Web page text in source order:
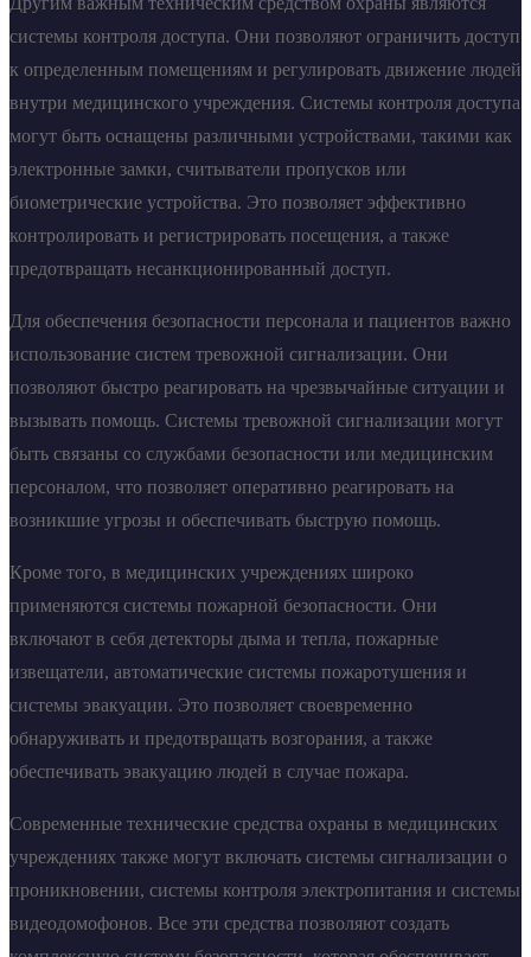
системы контроля доступа. Они позволяют ограничить доступ
к определенным помещениям и регулировать движение людей
внутри медицинского учреждения. Системы контроля доступа
могут быть оснащены различными устройствами, такими как
электронные замки, считыватели пропусков или
биометрические устройства. Это позволяет эффективно
контролировать и регистрировать посещения, а также
предотвращать несанкционированный доступ.
Для обеспечения безопасности персонала и пациентов важно
использование систем тревожной сигнализации. Они
позволяют быстро реагировать на чрезвычайные ситуации и
вызывать помощь. Системы тревожной сигнализации могут
быть связаны со службами безопасности или медицинским
персоналом, что позволяет оперативно реагировать на
возникшие угрозы и обеспечивать быструю помощь.
Кроме того, в медицинских учреждениях широко
применяются системы пожарной безопасности. Они
включают в себя детекторы дыма и тепла, пожарные
извещатели, автоматические системы пожаротушения и
системы эвакуации. Это позволяет своевременно
обнаруживать и предотвращать возгорания, а также
обеспечивать эвакуацию людей в случае пожара.
Современные технические средства охраны в медицинских
учреждениях также могут включать системы сигнализации о
проникновении, системы контроля электропитания и системы
видеодомофонов. Все эти средства позволяют создать